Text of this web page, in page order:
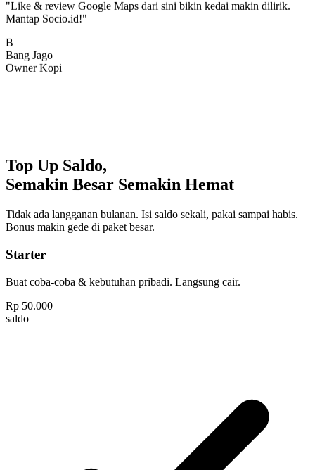
Mantap Socio.id!"
Bang Jago
Owner Kopi
Top Up Saldo,
Semakin Besar Semakin Hemat
Tidak ada langganan bulanan. Isi saldo sekali, pakai sampai habis.
Bonus makin gede di paket besar.
Starter
Buat coba-coba & kebutuhan pribadi. Langsung cair.
Rp 50.000
saldo